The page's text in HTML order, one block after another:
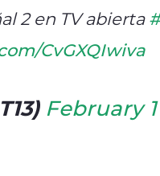
2 en TV abierta
CvGXQIwiva
February